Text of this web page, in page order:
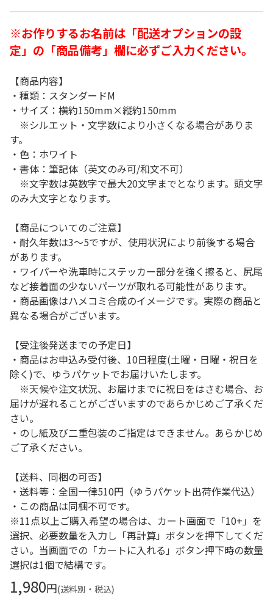
※お作りするお名前は「配送オプションの設
定」の「商品備考」欄に必ずご入力ください。
【商品内容】
・種類：スタンダードM
・サイズ：横約150mm×縦約150mm
※シルエット・文字数により小さくなる場合がありま
す。
・色：ホワイト
・書体：筆記体（英文のみ可/和文不可）
※文字数は英数字で最大20文字までとなります。頭文字
のみ大文字となります。
【商品についてのご注意】
・耐久年数は3～5ですが、使用状況により前後する場合
があります。
・ワイパーや洗車時にステッカー部分を強く擦ると、尻尾
など接着面の少ないパーツが取れる可能性があります。
・商品画像はハメコミ合成のイメージです。実際の商品と
異なる場合がございます。
【受注後発送までの予定日】
・商品はお申込み受付後、10日程度(土曜・日曜・祝日を
除く)で、ゆうパケットでお届けいたします。
※天候や注文状況、お届けまでに祝日をはさむ場合、お
届けが遅れることがございますのであらかじめご了承くだ
さい。
・のし紙及び二重包装のご指定はできません。あらかじめ
ご了承ください。
【送料、同梱の可否】
・送料等：全国一律510円（ゆうパケット出荷作業代込）
・この商品は同梱不可です。
※11点以上ご購入希望の場合は、カート画面で「10+」を
選択、必要数量を入力し「再計算」ボタンを押下してくだ
さい。当画面での「カートに入れる」ボタン押下時の数量
選択は1個で結構です。
1,980円(送料別・税込)